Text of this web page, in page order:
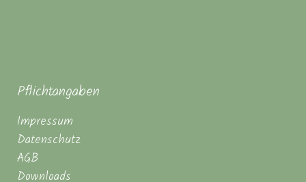
Pflichtangaben
Impressum
Datenschutz
AGB
Downloads